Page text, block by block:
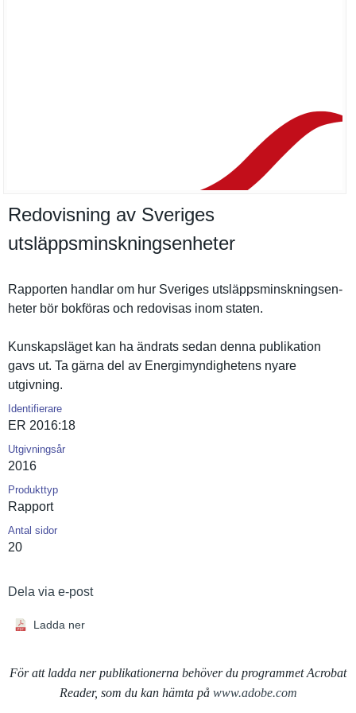
Redovisning av Sveriges
utsläppsminskningsenheter
Rapporten handlar om hur Sveriges utsläppsmi­nskningsen­
heter bör bokföras och redovisas inom staten.
Kunskapslä­get kan ha ändrats sedan denna publikatio­n
gavs ut. Ta gärna del av Energimynd­ighetens nyare
utgivning.
Identifierare
ER 2016:18
Utgivningsår
2016
Produkttyp
Rapport
Antal sidor
20
Dela via e-post
Ladda ner
För att ladda ner publikationerna behöver du programmet Acrobat
Reader, som du kan hämta på www.adobe.com